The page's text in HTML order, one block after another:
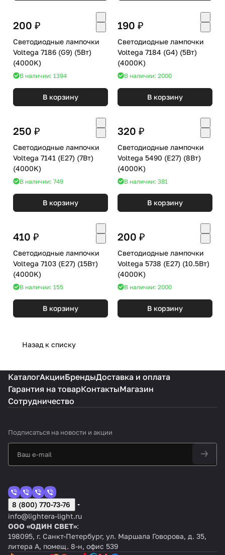
200 ₽
Светодиодные лампочки
Voltega 7186 (G9) (5Вт)
(4000K)
В наличии: 1394
В корзину
190 ₽
Светодиодные лампочки
Voltega 7184 (G4) (5Вт)
(4000K)
В наличии: 2000
В корзину
250 ₽
Светодиодные лампочки
Voltega 7141 (E27) (7Вт)
(4000K)
В наличии: 749
В корзину
320 ₽
Светодиодные лампочки
Voltega 5490 (E27) (8Вт)
(4000K)
В наличии: 381
В корзину
410 ₽
Светодиодные лампочки
Voltega 7103 (E27) (15Вт)
(4000K)
В наличии: 155
В корзину
200 ₽
Светодиодные лампочки
Voltega 5738 (E27) (10.5Вт)
(4000K)
В наличии: 2000
В корзину
Назад к списку
КаталогАкцииБрендыДоставка и оплата
Гарантия на товарКонтактыМагазин
Сотрудничество
Подписаться на новости и акции
8 (800) 770-73-76
info@lightera-light.ru
ООО «ОДИН СВЕТ»:
198095, г. Санкт-Петербург, ул. Маршала Говорова, д. 35,
литера А, помещ. 8-н, офис 539